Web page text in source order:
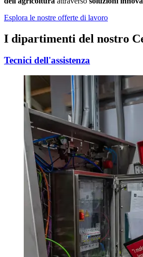
Esplora le nostre offerte di lavoro
I dipartimenti del nostro
Tecnici dell'assistenza